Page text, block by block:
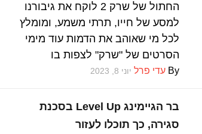
החתול של שרק 2 לוקח את גיבורנו
למסע של חייו, תרתי משמע, ומומלץ
לכל מי שאוהב את הדמות עוד מימי
הסרטים של "שרק" לצפות בו
By עדי פרל יוני 8, 2023
בר הגיימינג Level Up בסכנת
סגירה, כך תוכלו לעזור